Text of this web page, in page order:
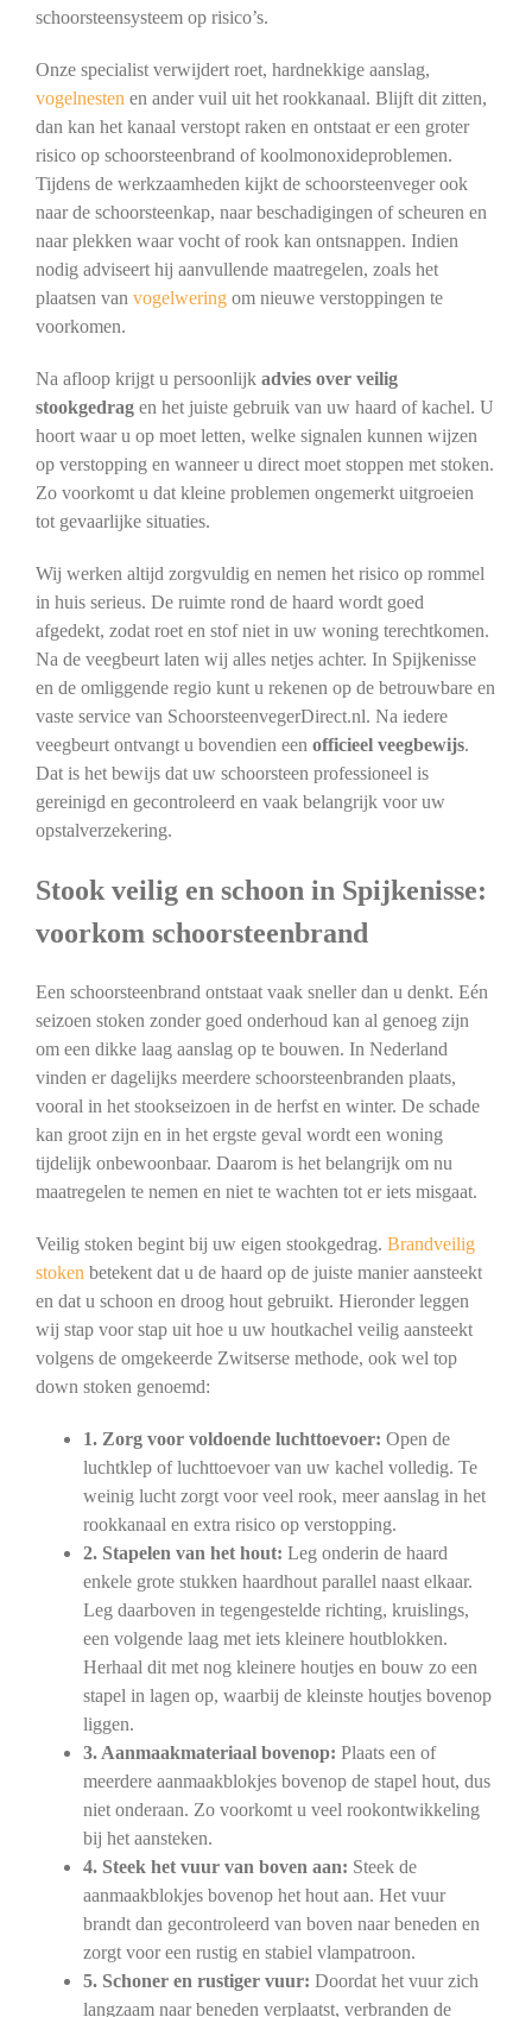
schoorsteensysteem op risico’s.
Onze specialist verwijdert roet, hardnekkige aanslag,
vogelnesten en ander vuil uit het rookkanaal. Blijft dit zitten,
dan kan het kanaal verstopt raken en ontstaat er een groter
risico op schoorsteenbrand of koolmonoxideproblemen.
Tijdens de werkzaamheden kijkt de schoorsteenveger ook
naar de schoorsteenkap, naar beschadigingen of scheuren en
naar plekken waar vocht of rook kan ontsnappen. Indien
nodig adviseert hij aanvullende maatregelen, zoals het
plaatsen van vogelweringom nieuwe verstoppingen te
voorkomen.
Na afloop krijgt u persoonlijk advies over veilig
stookgedragen het juiste gebruik van uw haard of kachel. U
hoort waar u op moet letten, welke signalen kunnen wijzen
op verstopping en wanneer u direct moet stoppen met stoken.
Zo voorkomt u dat kleine problemen ongemerkt uitgroeien
tot gevaarlijke situaties.
Wij werken altijd zorgvuldig en nemen het risico op rommel
in huis serieus. De ruimte rond de haard wordt goed
afgedekt, zodat roet en stof niet in uw woning terechtkomen.
Na de veegbeurt laten wij alles netjes achter. In Spijkenisse
en de omliggende regio kunt u rekenen op de betrouwbare en
vaste service van SchoorsteenvegerDirect.nl. Na iedere
veegbeurt ontvangt u bovendien een officieel veegbewijs.
Dat is het bewijs dat uw schoorsteen professioneel is
gereinigd en gecontroleerd en vaak belangrijk voor uw
opstalverzekering.
Stook veilig en schoon in Spijkenisse:
voorkom schoorsteenbrand
Een schoorsteenbrand ontstaat vaak sneller dan u denkt. Eén
seizoen stoken zonder goed onderhoud kan al genoeg zijn
om een dikke laag aanslag op te bouwen. In Nederland
vinden er dagelijks meerdere schoorsteenbranden plaats,
vooral in het stookseizoen in de herfst en winter. De schade
kan groot zijn en in het ergste geval wordt een woning
tijdelijk onbewoonbaar. Daarom is het belangrijk om nu
maatregelen te nemen en niet te wachten tot er iets misgaat.
Veilig stoken begint bij uw eigen stookgedrag. Brandveilig
stoken betekent dat u de haard op de juiste manier aansteekt
en dat u schoon en droog hout gebruikt. Hieronder leggen
wij stap voor stap uit hoe u uw houtkachel veilig aansteekt
volgens de omgekeerde Zwitserse methode, ook wel top
down stoken genoemd:
1. Zorg voor voldoende luchttoevoer: Open de
luchtklep of luchttoevoer van uw kachel volledig. Te
weinig lucht zorgt voor veel rook, meer aanslag in het
rookkanaal en extra risico op verstopping.
2. Stapelen van het hout: Leg onderin de haard
enkele grote stukken haardhout parallel naast elkaar.
Leg daarboven in tegengestelde richting, kruislings,
een volgende laag met iets kleinere houtblokken.
Herhaal dit met nog kleinere houtjes en bouw zo een
stapel in lagen op, waarbij de kleinste houtjes bovenop
liggen.
3. Aanmaakmateriaal bovenop: Plaats een of
meerdere aanmaakblokjes bovenop de stapel hout, dus
niet onderaan. Zo voorkomt u veel rookontwikkeling
bij het aansteken.
4. Steek het vuur van boven aan: Steek de
aanmaakblokjes bovenop het hout aan. Het vuur
brandt dan gecontroleerd van boven naar beneden en
zorgt voor een rustig en stabiel vlampatroon.
5. Schoner en rustiger vuur: Doordat het vuur zich
langzaam naar beneden verplaatst, verbranden de